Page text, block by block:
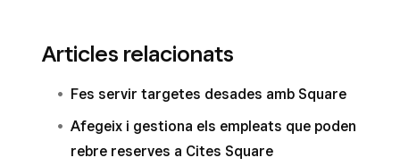
les transaccions
Articles relacionats
Fes servir targetes desades amb Square
Afegeix i gestiona els empleats que poden
rebre reserves a Cites Square